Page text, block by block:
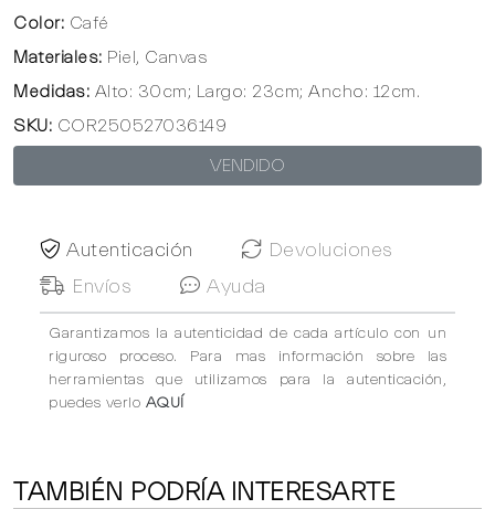
Color: Café
Materiales: Piel, Canvas
Medidas: Alto: 30cm; Largo: 23cm; Ancho: 12cm.
SKU: COR250527036149
VENDIDO
Autenticación
Devoluciones
Envíos
Ayuda
Garantizamos la autenticidad de cada artículo con un
riguroso proceso. Para mas información sobre las
herramientas que utilizamos para la autenticación,
puedes verlo AQUÍ
TAMBIÉN PODRÍA INTERESARTE